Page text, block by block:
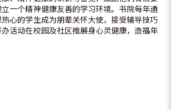
一个精神健康友善的学习环境。书院每年通
心的学生成为朋辈关怀大使，接受辅导技巧
活动在校园及社区推展身心灵健康，造福年